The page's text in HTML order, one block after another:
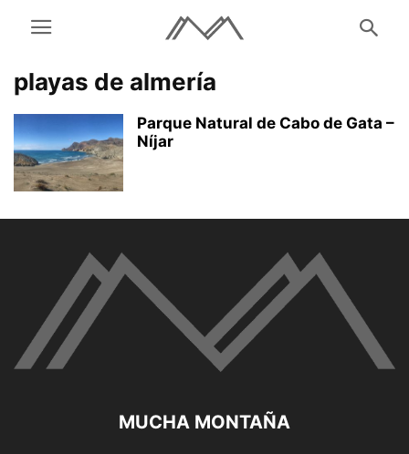
playas de almería
Parque Natural de Cabo de Gata –
Níjar
MUCHA MONTAÑA